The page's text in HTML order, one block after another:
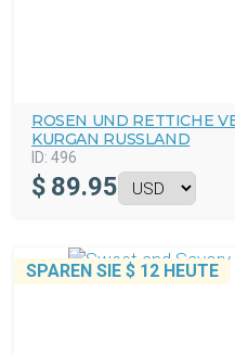
ROSEN UND RETTICHE
KURGAN RUSSLAND
ID: 496
$ 89.95
SPAREN SIE $ 12 HEUTE